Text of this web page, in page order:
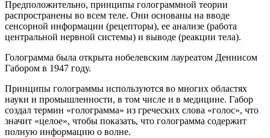
Предположительно, принципы голограммной теории
распространены во всем теле. Они основаны на вводе
сенсорной информации (рецепторы), ее анализе (работа
центральной нервной системы) и выводе (реакции тела).
Голограмма была открыта нобелевским лауреатом Деннисом
Габором в 1947 году.
Принципы голограммы используются во многих областях
науки и промышленности, в том числе и в медицине. Габор
создал термин «голограмма» из греческих слова «голос», что
значит «целое», чтобы показать, что голограмма содержит
полную информацию о волне.